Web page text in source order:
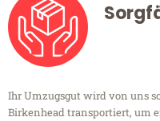
Ihr Umzugsgut wird von uns
Birkenhead transportiert, um